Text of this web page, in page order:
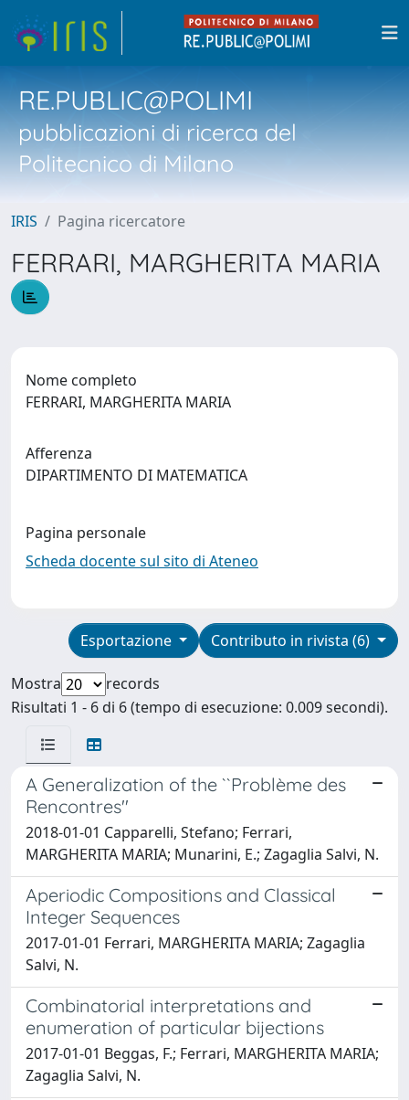
RE.PUBLIC@POLIMI
pubblicazioni di ricerca del
Politecnico di Milano
IRIS Pagina ricercatore
FERRARI, MARGHERITA MARIA
Nome completo
FERRARI, MARGHERITA MARIA
Afferenza
DIPARTIMENTO DI MATEMATICA
Pagina personale
Scheda docente sul sito di Ateneo
Contributo in rivista (6)
Esportazione
Mostra
records
Risultati 1 - 6 di 6 (tempo di esecuzione: 0.009 secondi).
A Generalization of the ``Problème des
Rencontres''
2018-01-01 Capparelli, Stefano; Ferrari,
MARGHERITA MARIA; Munarini, E.; Zagaglia Salvi, N.
Aperiodic Compositions and Classical
Integer Sequences
2017-01-01 Ferrari, MARGHERITA MARIA; Zagaglia
Salvi, N.
Combinatorial interpretations and
enumeration of particular bijections
2017-01-01 Beggas, F.; Ferrari, MARGHERITA MARIA;
Zagaglia Salvi, N.